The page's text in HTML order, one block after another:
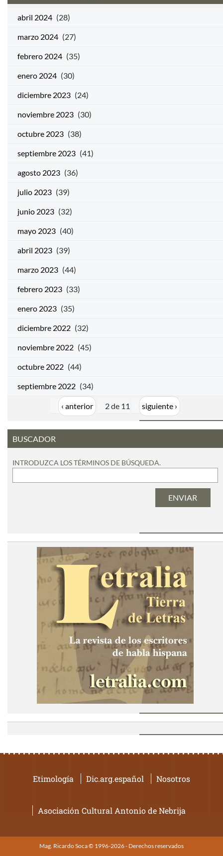
abril 2024 (28)
marzo 2024 (27)
febrero 2024 (35)
enero 2024 (30)
diciembre 2023 (24)
noviembre 2023 (30)
octubre 2023 (38)
septiembre 2023 (41)
agosto 2023 (36)
julio 2023 (39)
junio 2023 (32)
mayo 2023 (40)
abril 2023 (39)
marzo 2023 (44)
febrero 2023 (33)
enero 2023 (35)
diciembre 2022 (32)
noviembre 2022 (45)
octubre 2022 (44)
septiembre 2022 (34)
‹ anterior 2 de 11 siguiente ›
BUSCADOR
INTRODUZCA LOS TÉRMINOS DE BÚSQUEDA.
Etimología Dic.arg.español Nosotros
Asociación Cultural Antonio de Nebrija
Mag. Ricardo Soca © 1996-2026 - Derechos reservados